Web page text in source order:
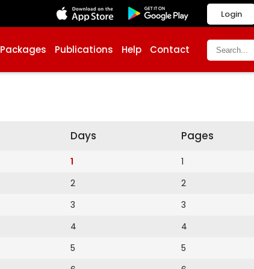
Login
Packages Publications Help Contact
Days
1
2
3
4
5
Pages
1
2
3
4
5